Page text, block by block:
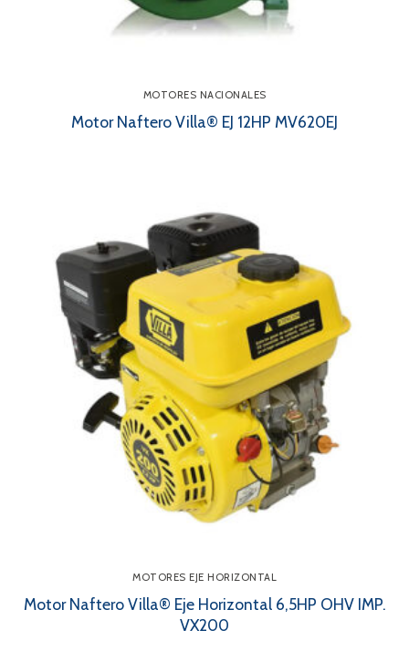
MOTORES NACIONALES
Motor Naftero Villa® EJ 12HP MV620EJ
MOTORES EJE HORIZONTAL
Motor Naftero Villa® Eje Horizontal 6,5HP OHV IMP.
VX200